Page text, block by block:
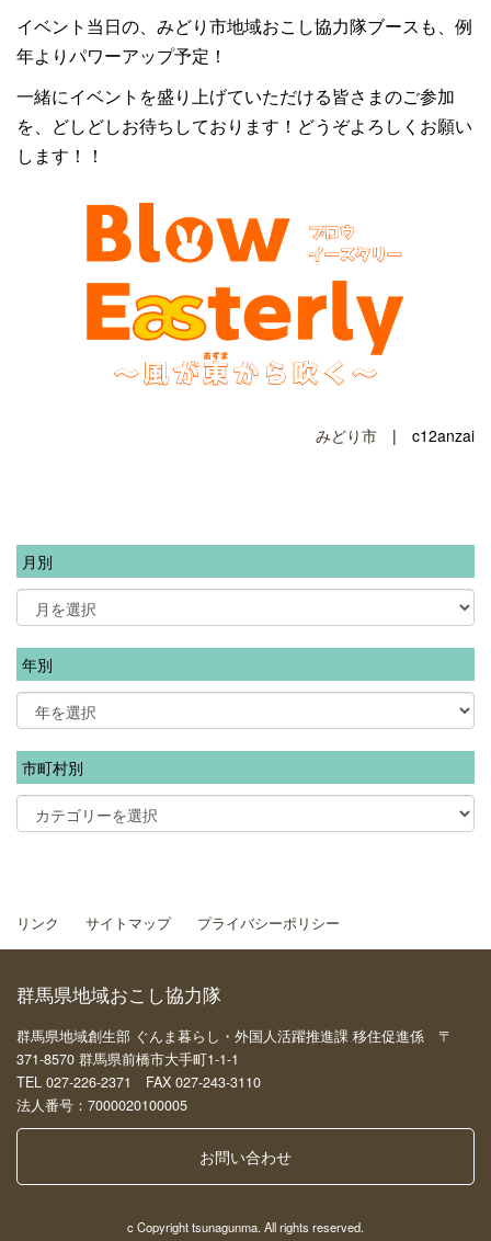
イベント当日の、みどり市地域おこし協力隊ブースも、例
年よりパワーアップ予定！
一緒にイベントを盛り上げていただける皆さまのご参加
を、どしどしお待ちしております！どうぞよろしくお願い
します！！
みどり市 | c12anzai
月別
年別
市町村別
リンク サイトマップ プライバシーポリシー
群馬県地域おこし協力隊
群馬県地域創生部 ぐんま暮らし・外国人活躍推進課 移住促進係 〒
371-8570 群馬県前橋市大手町1-1-1
TEL 027-226-2371 FAX 027-243-3110
法人番号：7000020100005
お問い合わせ
c Copyright tsunagunma. All rights reserved.